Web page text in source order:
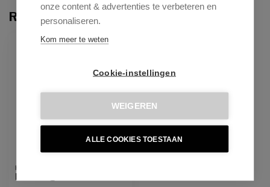
onze content & advertenties te verbeteren en
personaliseren.
Kom meer te weten
Cookie-instellingen
WEIGEREN
ALLE COOKIES TOESTAAN
Recent bekeken
ONLY ONLINE
KICK COLLECTION
Finn laag - Goud